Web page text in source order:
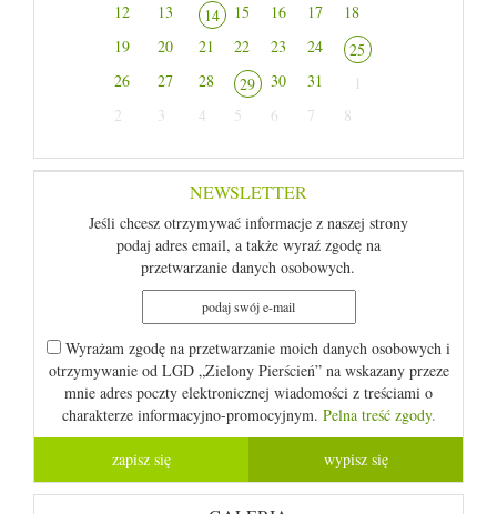
12
13 14 15 16 17
18
19
20 21 22 23 24
25
26
27 28 29 30 31
1
2
3 4 5 6 7 8
NEWSLETTER
Jeśli chcesz otrzymywać informacje z naszej strony
podaj adres email, a także wyraź zgodę na
przetwarzanie danych osobowych.
Wyrażam zgodę na przetwarzanie moich danych osobowych i
otrzymywanie od LGD „Zielony Pierścień” na wskazany przeze
mnie adres poczty elektronicznej wiadomości z treściami o
charakterze informacyjno-promocyjnym. Pelna treść zgody.